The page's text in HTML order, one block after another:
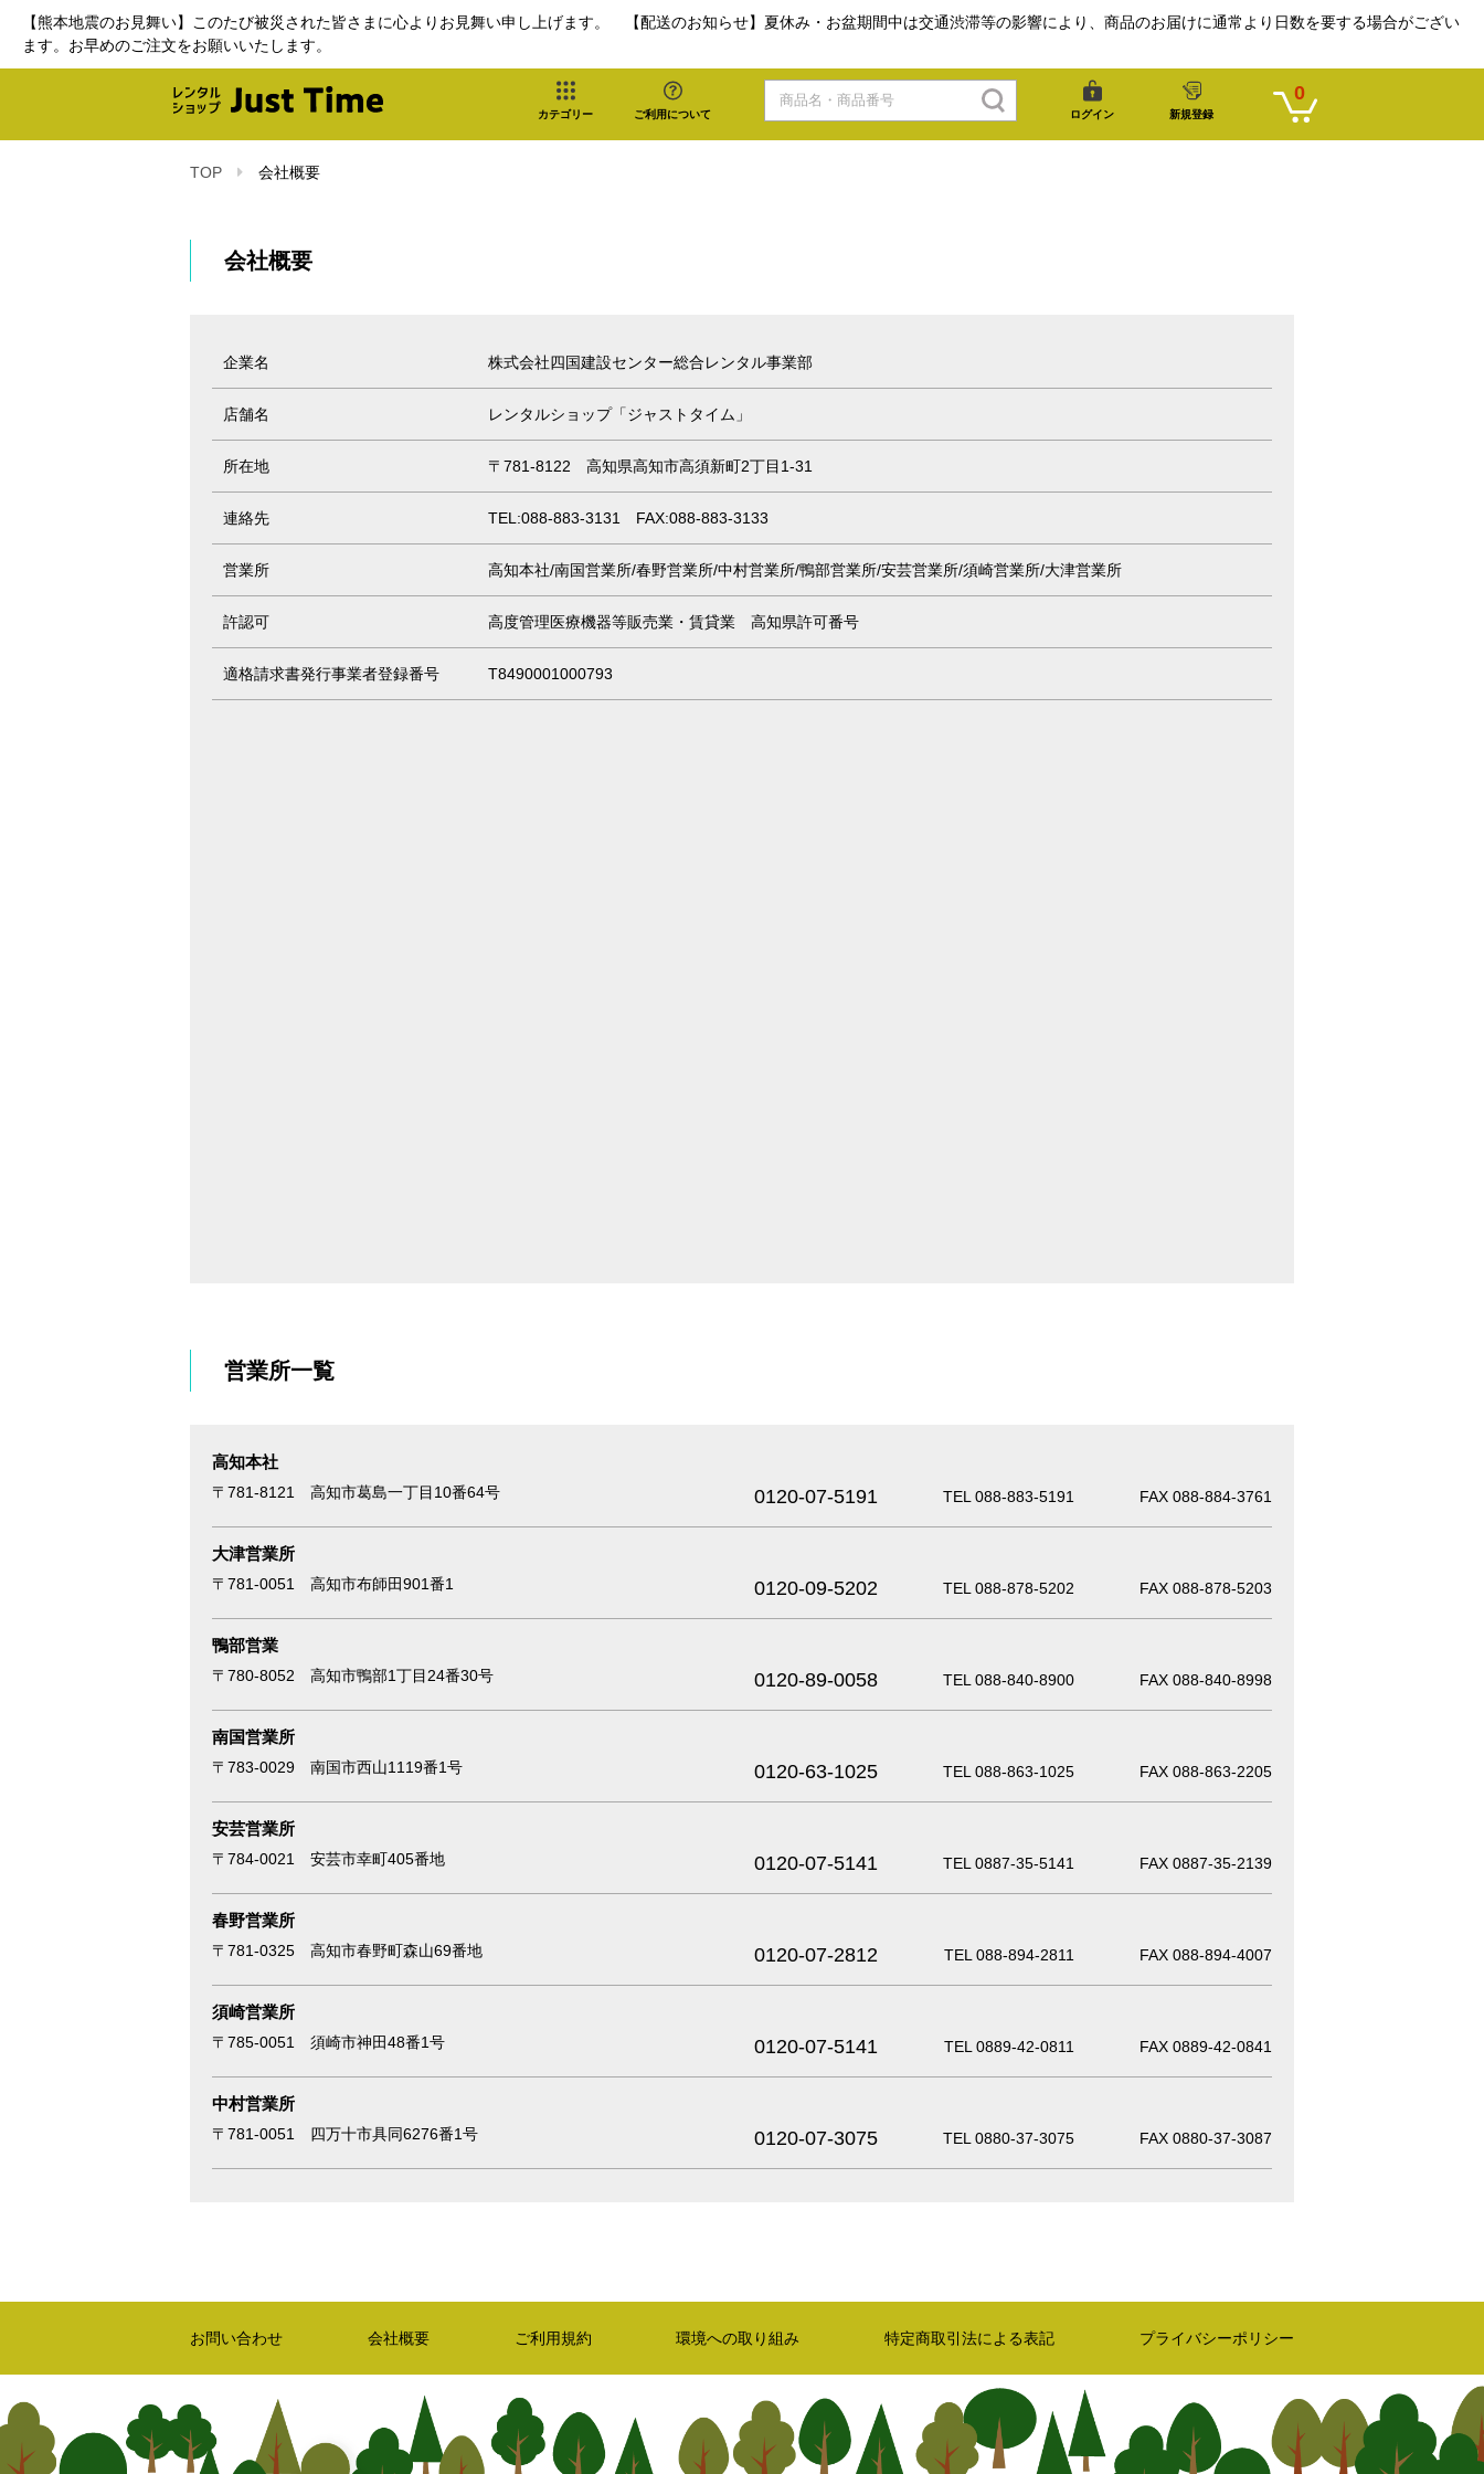
【熊本地震のお見舞い】このたび被災された皆さまに心よりお見舞い申し上げます。 【配送のお知らせ】夏休み・お盆期間中は交通渋滞等の影響により、商品のお届けに通常より日数を要する場合がござい
ます。お早めのご注文をお願いいたします。
カテゴリー ご利用について ログイン 新規登録
0
TOP 会社概要
会社概要
企業名 株式会社四国建設センター総合レンタル事業部
店舗名 レンタルショップ「ジャストタイム」
所在地 〒781-8122 高知県高知市高須新町2丁目1-31
連絡先 TEL:088-883-3131 FAX:088-883-3133
営業所 高知本社/南国営業所/春野営業所/中村営業所/鴨部営業所/安芸営業所/須崎営業所/大津営業所
許認可 高度管理医療機器等販売業・賃貸業 高知県許可番号
適格請求書発行事業者登録番号 T8490001000793
営業所一覧
高知本社
〒781-8121 高知市葛島一丁目10番64号 0120-07-5191 TEL 088-883-5191 FAX 088-884-3761
大津営業所
〒781-0051 高知市布師田901番1 0120-09-5202 TEL 088-878-5202 FAX 088-878-5203
鴨部営業
〒780-8052 高知市鴨部1丁目24番30号 0120-89-0058 TEL 088-840-8900 FAX 088-840-8998
南国営業所
〒783-0029 南国市西山1119番1号 0120-63-1025 TEL 088-863-1025 FAX 088-863-2205
安芸営業所
〒784-0021 安芸市幸町405番地 0120-07-5141 TEL 0887-35-5141 FAX 0887-35-2139
春野営業所
〒781-0325 高知市春野町森山69番地 0120-07-2812 TEL 088-894-2811 FAX 088-894-4007
須崎営業所
〒785-0051 須崎市神田48番1号 0120-07-5141 TEL 0889-42-0811 FAX 0889-42-0841
中村営業所
〒781-0051 四万十市具同6276番1号 0120-07-3075 TEL 0880-37-3075 FAX 0880-37-3087
お問い合わせ 会社概要 ご利用規約 環境への取り組み 特定商取引法による表記 プライバシーポリシー